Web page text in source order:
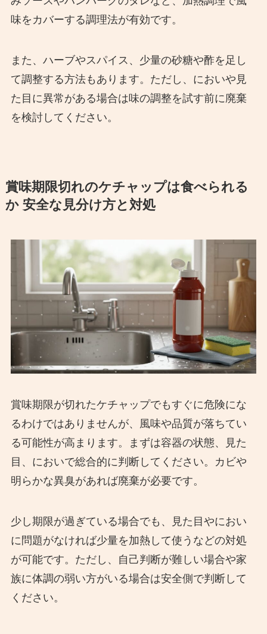
味をカバーする調理法が有効です。
また、ハーブやスパイス、少量の砂糖や酢を足し
て調整する方法もあります。ただし、においや見
た目に異常がある場合は味の調整を試す前に廃棄
を検討してください。
賞味期限切れのケチャップは食べられる
か 安全な見分け方と対処
賞味期限が切れたケチャップでもすぐに危険にな
るわけではありませんが、風味や品質が落ちてい
る可能性が高まります。まずは容器の状態、見た
目、においで総合的に判断してください。カビや
明らかな異臭があれば廃棄が必要です。
少し期限が過ぎている場合でも、見た目やにおい
に問題がなければ少量を加熱して使うなどの対処
が可能です。ただし、自己判断が難しい場合や家
族に体調の弱い方がいる場合は安全側で判断して
ください。